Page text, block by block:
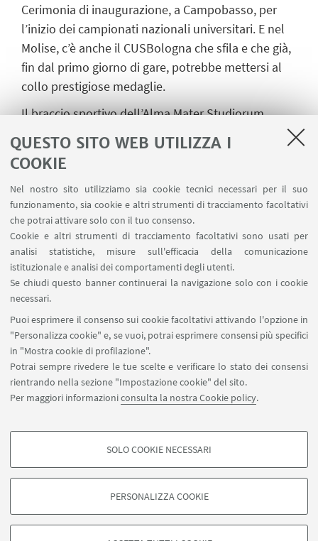
QUESTO SITO WEB UTILIZZA I
COOKIE
Nel nostro sito utilizziamo sia cookie tecnici necessari per il suo
funzionamento, sia cookie e altri strumenti di tracciamento facoltativi
che potrai attivare solo con il tuo consenso.
Cookie e altri strumenti di tracciamento facoltativi sono usati per
analisi statistiche, misure sull'efficacia della comunicazione
istituzionale e analisi dei comportamenti degli utenti.
Se chiudi questo banner continuerai la navigazione solo con i cookie
necessari.
Puoi esprimere il consenso sui cookie facoltativi attivando l'opzione in
"Personalizza cookie" e, se vuoi, potrai esprimere consensi più specifici
in "Mostra cookie di profilazione".
Potrai sempre rivedere le tue scelte e verificare lo stato dei consensi
rientrando nella sezione "Impostazione cookie" del sito.
Per maggiori informazioniconsulta la nostra Cookie policy.
COOKIE DI PROFILAZIONE - FACOLTATIVI
degli utenti, creare profili in base al loro comportamento sul sito, per analisi
di marketing.
SOLO COOKIE NECESSARI
PERSONALIZZA COOKIE
Cerimonia di inaugurazione, a Campobasso, per
l’inizio dei campionati nazionali universitari. E nel
Molise, c’è anche il CUSBologna che sfila e che già,
fin dal primo giorno di gare, potrebbe mettersi al
collo prestigiose medaglie.
Il braccio sportivo dell’Alma Mater Studiorum
Tocca a Giuditta Carlini e Joy Fructuoso.
dove troviamo Davide Casadio (66 chili), Gregorio
Callegati (66), Alan Bonato (73), Mattia Castellani
(81), Riccardo Bertolini (90), Gianmarco Coppari (90)
e Daniele Gasparri (100). Nellalottagreco romana
spazio a Leonardo Bulgarelli. Sarà poi la volta
dell’atletica
leggera con Martina Fedriga, Elisa
Gianfranceschi, Anna Spada, Erica Fabbris e Anna
Marocchi.
Seguici su: